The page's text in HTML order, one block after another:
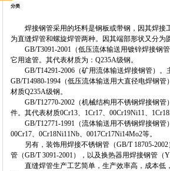
分类
焊接钢管采用的坯料是钢板或带钢，因其焊接
为直缝焊管和螺旋焊管两种。因其端部形状又分
GB/T3091-2001（低压流体输送用镀锌焊接钢
它用途管。其代表材质为：Q235A级钢。
GB/T14291-2006（矿用流体输送焊接钢管）。
GB/T14980-1994（低压流体输送用大直径电焊钢
材质Q235A级钢。
GB/T12770-2002（机械结构用不锈钢焊接钢管
件。其代表材质0Cr13、1Cr17、00Cr19Ni11、
GB/T12771-1991（流体输送用不锈钢焊接钢管
00Cr17、0Cr18Ni11Nb、0017Cr17Ni14Mo2等。
另有，装饰用焊接不锈钢管（GB/T 18705-2002
管（GB/T 3091-2001），以及换热器用焊接钢管（
直缝焊管生产工艺简单，生产效率高，成本低